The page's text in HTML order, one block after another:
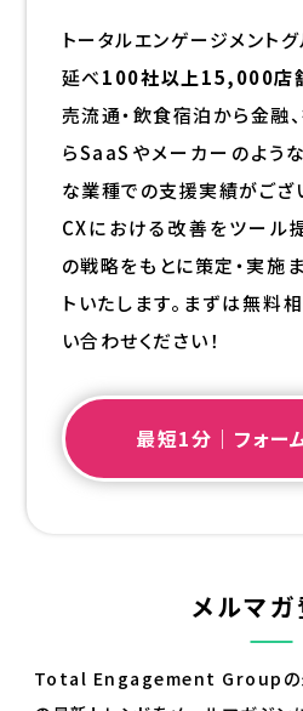
トータルエンゲージメント
延べ100社以上15,000店
売流通・飲食宿泊から金融
らSaaSやメーカーのよう
な業種での支援実績がござ
CXにおける改善をツール
の戦略をもとに策定・実施
トいたします。まずは無料
い合わせください！
最短1分｜フォー
メルマ
Total Engagement Groupの最